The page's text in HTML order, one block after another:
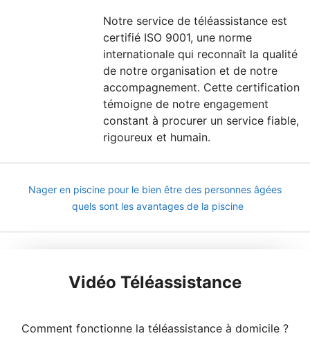
Notre service de téléassistance est
certifié ISO 9001, une norme
internationale qui reconnaît la qualité
de notre organisation et de notre
accompagnement. Cette certification
témoigne de notre engagement
constant à procurer un service fiable,
rigoureux et humain.
Nager en piscine pour le bien être des personnes âgées
quels sont les avantages de la piscine
Vidéo Téléassistance
Comment fonctionne la téléassistance à domicile ?